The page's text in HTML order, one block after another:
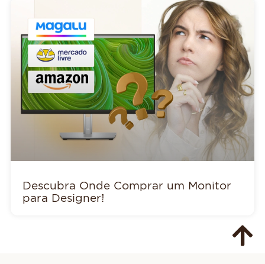
Descubra Onde Comprar um Monitor
para Designer!